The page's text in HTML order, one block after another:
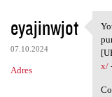
eyajinwjot
07.10.2024
Adres
x/